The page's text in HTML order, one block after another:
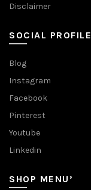
Disclaimer
SOCIAL PROFILE
Blog
Instagram
Facebook
Pinterest
Youtube
Linkedin
SHOP MENU’